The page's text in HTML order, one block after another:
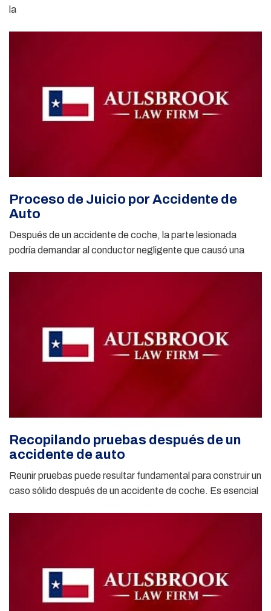
la
Proceso de Juicio por Accidente de
Auto
Después de un accidente de coche, la parte lesionada
podría demandar al conductor negligente que causó una
Recopilando pruebas después de un
accidente de auto
Reunir pruebas puede resultar fundamental para construir un
caso sólido después de un accidente de coche. Es esencial